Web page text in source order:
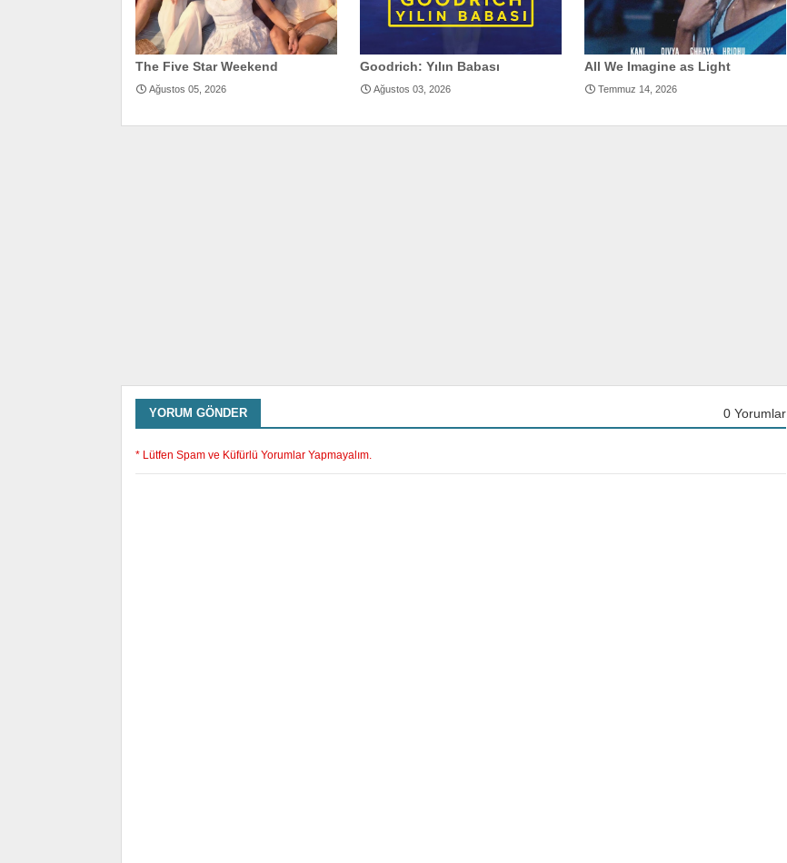
The Five Star Weekend
Ağustos 05, 2026
Goodrich: Yılın Babası
Ağustos 03, 2026
All We Imagine as Light
Temmuz 14, 2026
YORUM GÖNDER 0 Yorumlar
* Lütfen Spam ve Küfürlü Yorumlar Yapmayalım.